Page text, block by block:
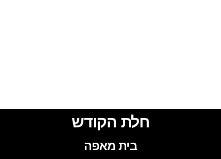
חלת הקודש
בית מאפה